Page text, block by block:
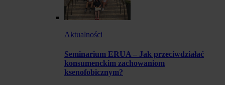
Aktualności
Seminarium ERUA – Jak przeciwdziałać
konsumenckim zachowaniom
ksenofobicznym?